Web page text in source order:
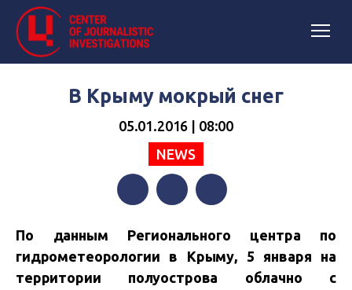
В Крыму мокрый снег
05.01.2016 | 08:00
NEWS
По данным Регионального центра по
гидрометеорологии в Крыму, 5 января на
территории полуострова облачно с